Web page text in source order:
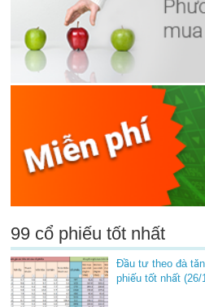
99 cổ phiếu tốt nhất
Đầu tư theo đà
phiếu tốt nhất (26/